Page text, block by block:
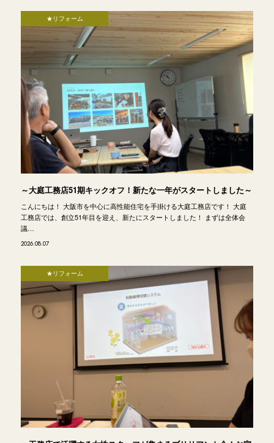
★リフォーム
～大庭工務店51期キックオフ！新たな一年がスタートしました～
こんにちは！ 大阪市を中心に高性能住宅を手掛ける大庭工務店です！ 大庭
工務店では、創立51年目を迎え、新たにスタートしました！ まずは全体会
議…
2026.08.07
★リフォーム